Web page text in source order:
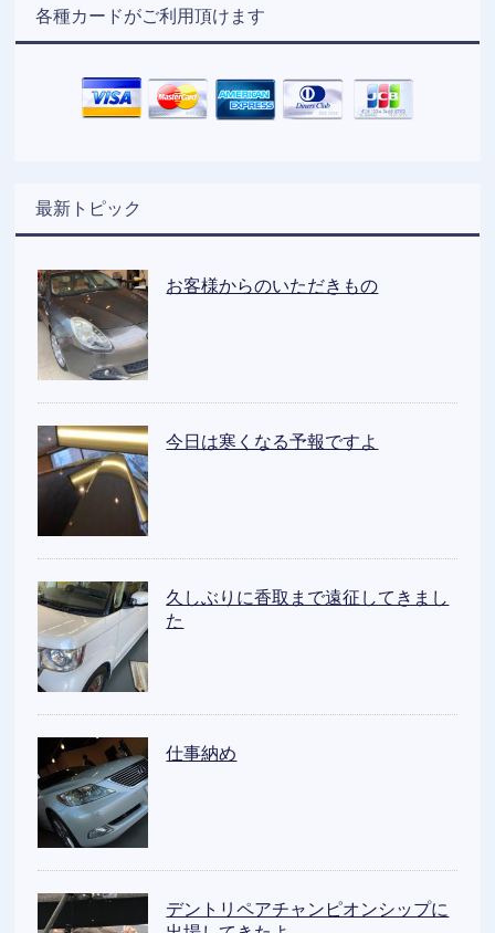
各種カードがご利用頂けます
最新トピック
お客様からのいただきもの
今日は寒くなる予報ですよ
久しぶりに香取まで遠征してきまし
た
仕事納め
デントリペアチャンピオンシップに